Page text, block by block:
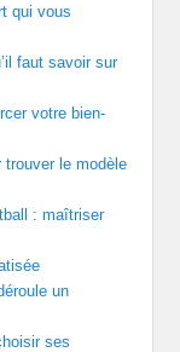
qui vous
faut savoir sur
votre bien-
le modèle
: maîtriser
un
ses